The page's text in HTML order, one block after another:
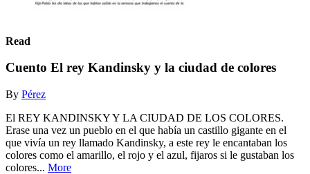
Read
Cuento El rey Kandinsky y la ciudad de colores
By Pérez
El REY KANDINSKY Y LA CIUDAD DE LOS COLORES.
Erase una vez un pueblo en el que había un castillo gigante en el
que vivía un rey llamado Kandinsky, a este rey le encantaban los
colores como el amarillo, el rojo y el azul, fijaros si le gustaban los
colores... More